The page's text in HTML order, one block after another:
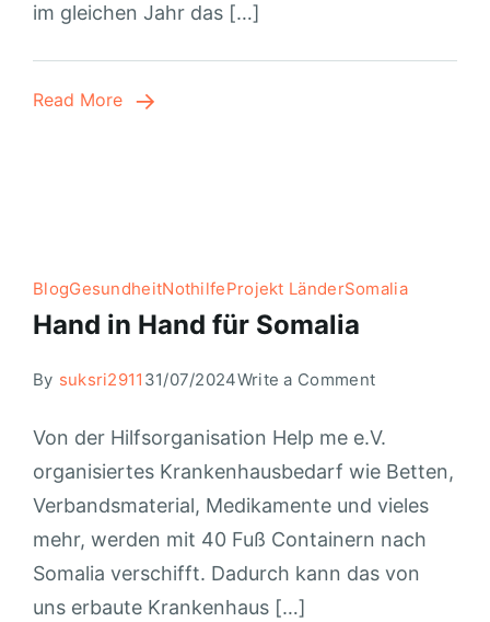
im gleichen Jahr das […]
Read More
BlogGesundheitNothilfeProjekt LänderSomalia
Hand in Hand für Somalia
By suksri2911 31/07/2024Write a Comment
Von der Hilfsorganisation Help me e.V.
organisiertes Krankenhausbedarf wie Betten,
Verbandsmaterial, Medikamente und vieles
mehr, werden mit 40 Fuß Containern nach
Somalia verschifft. Dadurch kann das von
uns erbaute Krankenhaus […]